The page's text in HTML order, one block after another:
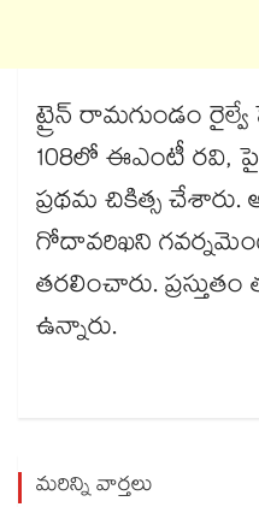
ట్రైన్​ రామగుండం
108లో ఈఎంటీ రవి,
ప్రథమ చికిత్స
గోదావరిఖని
తరలించారు. ప్రస్తుతం
ఉన్నారు.
మరిన్ని వార్తలు